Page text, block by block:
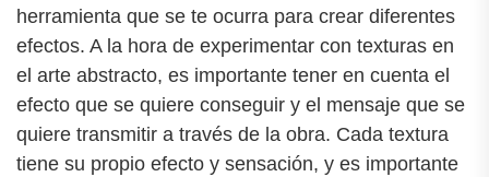
herramienta que se te ocurra para crear diferentes
efectos. A la hora de experimentar con texturas en
el arte abstracto, es importante tener en cuenta el
efecto que se quiere conseguir y el mensaje que se
quiere transmitir a través de la obra. Cada textura
tiene su propio efecto y sensación, y es importante